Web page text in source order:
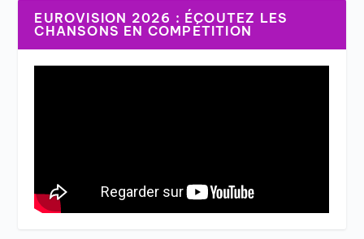
EUROVISION 2026 : ÉCOUTEZ LES
CHANSONS EN COMPÉTITION